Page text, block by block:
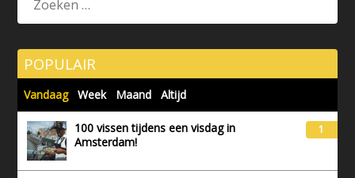
POPULAIR
Vandaag Week Maand Altijd
100 vissen tijdens een visdag in
Amsterdam!
1